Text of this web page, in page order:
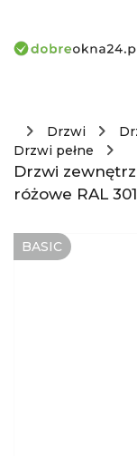
Drzwi
Drzwi pełne
Drzwi
różowe RAL
BASIC